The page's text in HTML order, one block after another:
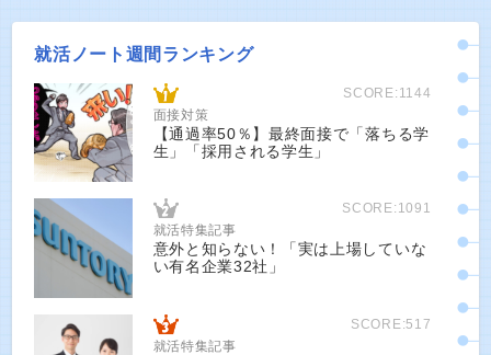
就活ノート週間ランキング
SCORE:1144
面接対策
【通過率50％】最終面接で「落ちる学
生」「採用される学生」
SCORE:1091
就活特集記事
意外と知らない！「実は上場していな
い有名企業32社」
SCORE:517
就活特集記事